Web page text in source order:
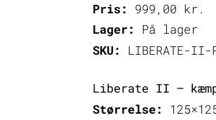
Pris:
999,00 kr.
Lager:
På lager
SKU:
LIBERATE-II-
Liberate II –
Størrelse: